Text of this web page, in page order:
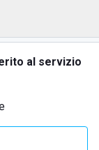
al servizio